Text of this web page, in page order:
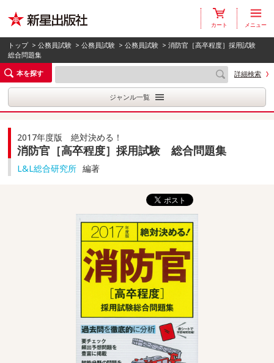
カート メニュー
トップ >公務員試験 >公務員試験 >公務員試験 > 消防官［高卒程度］採用試験
総合問題集
本を探す
詳細検索
ジャンル一覧
2017年度版 絶対決める！
消防官［高卒程度］採用試験 総合問題集
L&L総合研究所 編著